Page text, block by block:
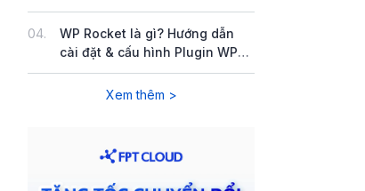
XAMPP trên Windows & Linux
04.
WP Rocket là gì? Hướng dẫn
cài đặt & cấu hình Plugin WP
Rocket
Xem thêm >